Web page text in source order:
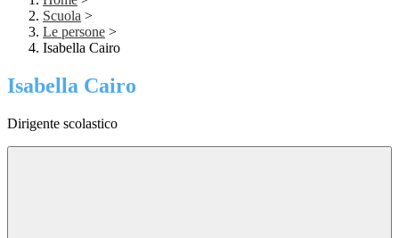
Scuola >
Le persone >
Isabella Cairo
Isabella Cairo
Dirigente scolastico